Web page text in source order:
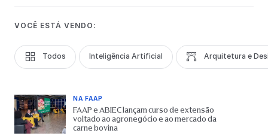
VOCÊ ESTÁ VENDO:
Todos Inteligência Artificial Arquitetura e
NA FAAP
FAAP e ABIEC lançam curso de extensão
voltado ao agronegócio e ao mercado da
carne bovina